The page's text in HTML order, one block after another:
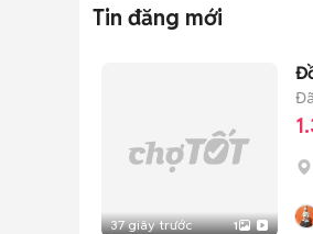
Tin đăng mới
37 giây trước 1